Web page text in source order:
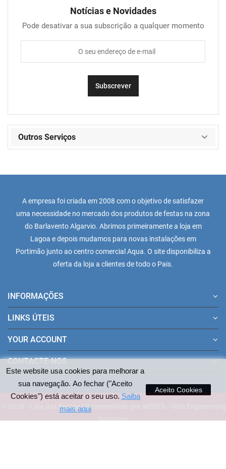
Este website usa cookies para melhorar a
sua navegação. Ao fechar ("Aceito
Cookies") está aceitar o seu uso. Saiba
mais aqui
Aceito Cookies
Notícias e Novidades
Pode desativar a sua subscrição a qualquer momento
Outros Serviços
A empresa foi criada em 2008 com o objetivo de satisfazer
uma necessidade no mercado dos produtos de festas na zona
do Barlavento Algarvio. Abrimos primeiramente a loja em
Lagoa e depois mudamos para novas instalações em
Portimão junto ao centro comercial Aqua. O site disponibiliza a
oferta da loja a clientes de todo o Pais.
INFORMAÇÕES
LINKS ÚTEIS
YOUR ACCOUNT
CONTACTE-NOS
© 2026 - Loja das Festas | Desenvolvido por WEBES - Web Engineering
Solutions